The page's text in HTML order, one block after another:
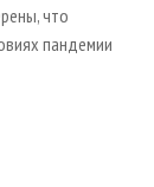
что
пандемии